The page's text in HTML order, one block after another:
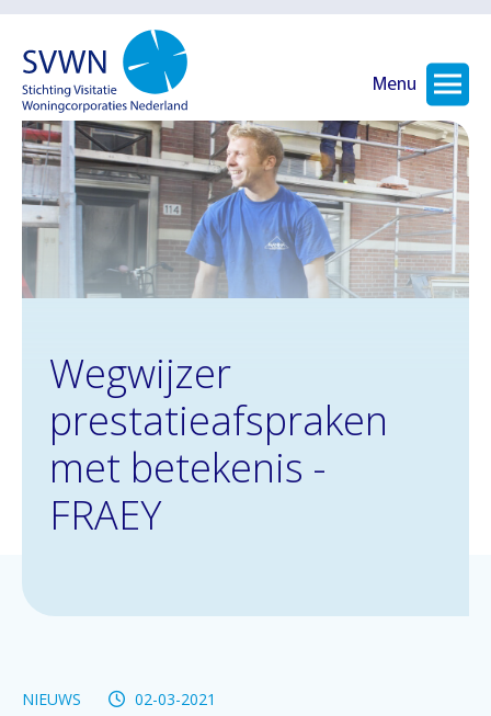
Menu
Wegwijzer
prestatieafspraken
met betekenis -
FRAEY
NIEUWS 02-03-2021